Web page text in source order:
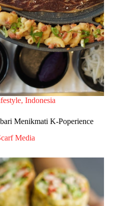
,Indonesia
Menikmati K-Poperience
Media